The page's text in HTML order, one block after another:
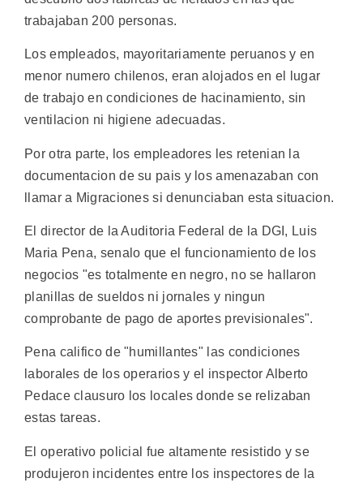
trabajaban 200 personas.
Los empleados, mayoritariamente peruanos y en
menor numero chilenos, eran alojados en el lugar
de trabajo en condiciones de hacinamiento, sin
ventilacion ni higiene adecuadas.
Por otra parte, los empleadores les retenian la
documentacion de su pais y los amenazaban con
llamar a Migraciones si denunciaban esta situacion.
El director de la Auditoria Federal de la DGI, Luis
Maria Pena, senalo que el funcionamiento de los
negocios "es totalmente en negro, no se hallaron
planillas de sueldos ni jornales y ningun
comprobante de pago de aportes previsionales".
Pena califico de "humillantes" las condiciones
laborales de los operarios y el inspector Alberto
Pedace clausuro los locales donde se relizaban
estas tareas.
El operativo policial fue altamente resistido y se
produjeron incidentes entre los inspectores de la